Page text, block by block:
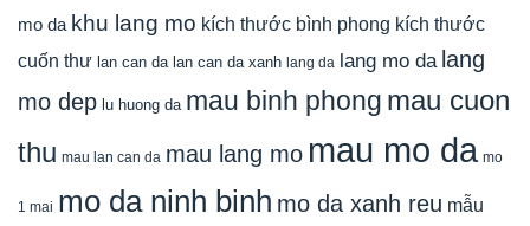
mo da khu lang mo kích thước bình phong kích thước
cuốn thư lan can da lan can da xanh lang da lang mo da lang
mo dep lu huong da mau binh phong mau cuon
thu mau lan can da mau lang mo mau mo da mo
1 mai mo da ninh binh mo da xanh reu mẫu